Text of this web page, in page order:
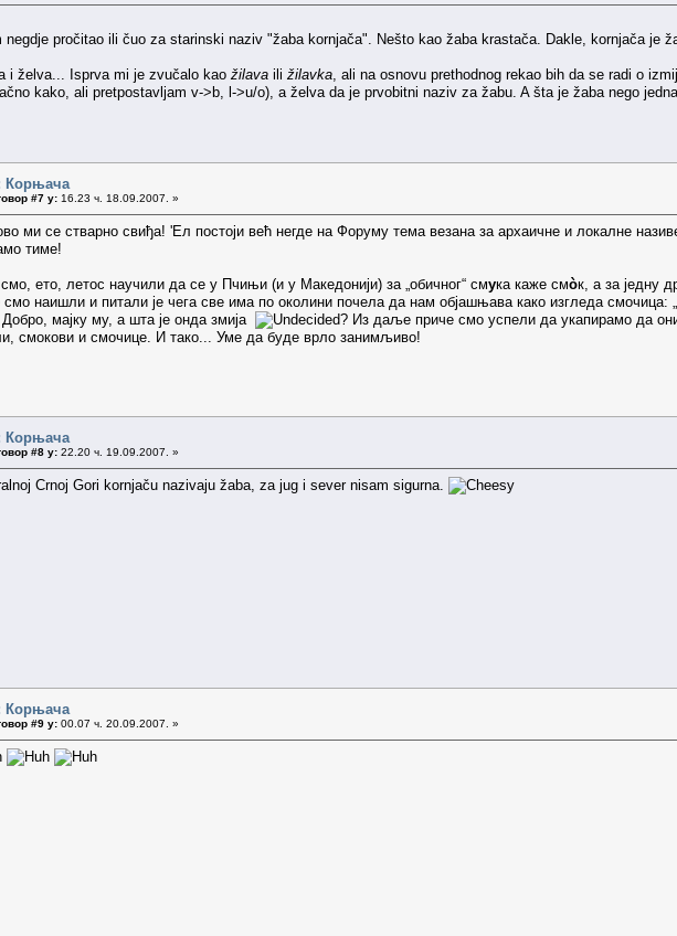
negdje pročitao ili čuo za starinski naziv "žaba kornjača". Nešto kao žaba krastača. Dakle, kornjača je
i želva... Isprva mi je zvučalo kao žilava ili žilavka , ali na osnovu prethodnog rekao bih da se radi o
kako, ali pretpostavljam v->b, l->u/o), a želva da je prvobitni naziv za žabu. A šta je žaba nego
Корњача
#7 у: 16.23 ч. 18.09.2007. »
ми се стварно свиђа! 'Ел постоји већ негде на Форуму тема везана за архаичне и локалне
тиме!
ето, летос научили да се у Пчињи (и у Македонији) за „обичног“ смука каже смòк, a за једну
смо наишли и питали је чега све има по околини почела да нам објашњава како изгледа смочица:
Добро, мајку му, а шта је онда змија
? Из даље приче смо успели да укапирамо да они
смокови и смочице. И тако... Уме да буде врло занимљиво!
Корњача
#8 у: 22.20 ч. 19.09.2007. »
Crnoj Gori kornjaču nazivaju žaba, za jug i sever nisam sigurna.
Корњача
#9 у: 00.07 ч. 20.09.2007. »